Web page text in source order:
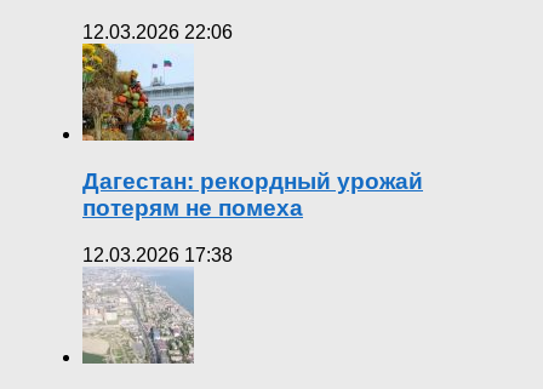
12.03.2026 22:06
Дагестан: рекордный урожай
потерям не помеха
12.03.2026 17:38